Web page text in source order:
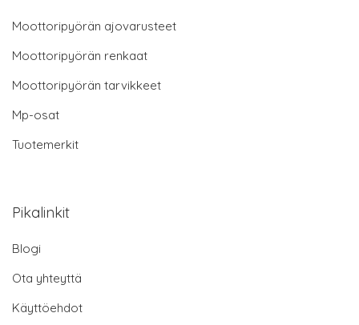
Moottoripyörän ajovarusteet
Moottoripyörän renkaat
Moottoripyörän tarvikkeet
Mp-osat
Tuotemerkit
Pikalinkit
Blogi
Ota yhteyttä
Käyttöehdot